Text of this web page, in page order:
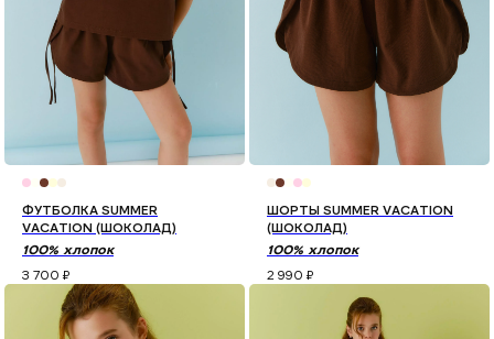
ФУТБОЛКА SUMMER
VACATION (ШОКОЛАД)
100% хлопок
3 700 ₽
ШОРТЫ SUMMER VACATION
(ШОКОЛАД)
100% хлопок
2 990 ₽